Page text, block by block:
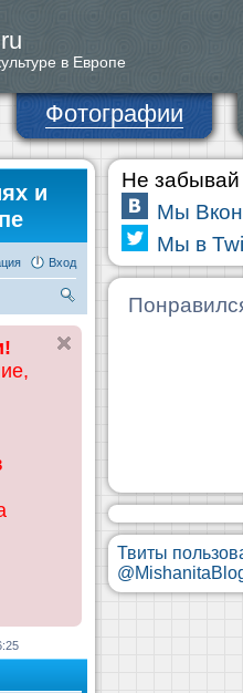
ru
в Европе
Фотографии
и
Вход
ск
Не забывай
Мы
Мы в
Твиты